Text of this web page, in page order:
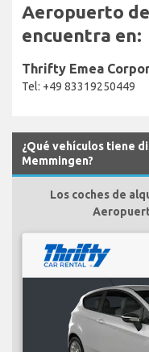
Aeropuerto
encuentra en:
Thrifty Emea
Tel: +49 83319250449
¿Qué vehículos tiene
Memmingen?
Los coches de